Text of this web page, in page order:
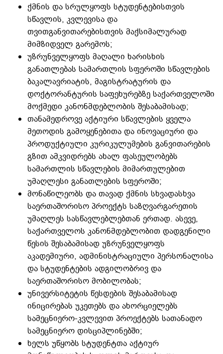
ქმნის და სრულყოფს სტუდენტებისთვის
სწავლის, კვლევისა და
თვითგანვითარებისთვის მაქსიმალურად
მიმზიდველ გარემოს;
უზრუნველყოფს მაღალი ხარისხის
განათლებას სამართლის სფეროში სწავლების
ბაკალავრიატის, მაგისტრატურის და
დოქტორანტურის საფეხურებზე საქართველოში
მოქმედი კანონმდებლობის შესაბამისად;
თანამედროვე აქტიური სწავლების ყველა
მეთოდის გამოყენებითა და ინოვაციური და
პროდუქტიული კურიკულუმების განვითარების
გზით ამკვიდრებს ახალ ფასეულობებს
სამართლის სწავლების მიმართულებით
უმაღლესი განათლების სფეროში;
მონაწილეობს და თავად ქმნის სხვადასხვა
საერთაშორისო პროექტს საზღვარგარეთის
უმაღლეს სასწავლებლებთან ერთად. ასევე,
საქართველოს კანონმდებლობით დადგენილი
წესის შესაბამისად უზრუნველყოფს
აკადემიური, ადმინისტრაციული პერსონალისა
და სტუდენტების ადგილობრივ და
საერთაშორისო მობილობას;
უნივერსიტეტის წესდების შესაბამისად
ინიცირებას უკეთებს და ახორციელებს
სამეცნიერო-კვლევით პროექტებს სათანადო
სამეცნიერო დისციპლინებში;
ხელს უწყობს სტუდენტთა აქტიურ